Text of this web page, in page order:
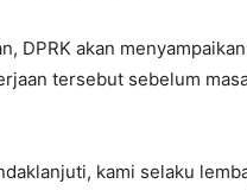
DPRK akan
tersebut sebelum
kami selaku